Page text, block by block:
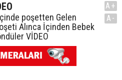
poşetten Gelen
Alınca İçinden Bebek
VİDEO
A+
A-